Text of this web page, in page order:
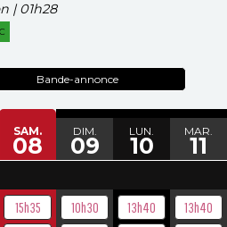
| 01h28
Bande-annonce
SAM.
08
DIM.
09
LUN.
10
MAR.
11
15h35
10h30
13h40
13h40